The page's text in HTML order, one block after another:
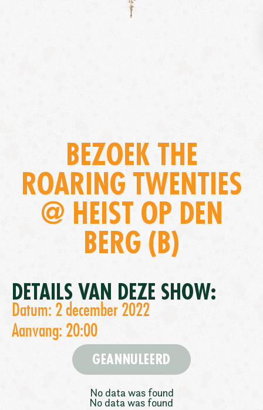
BEZOEK THE
ROARING TWENTIES
@ HEIST OP DEN
BERG (B)
DETAILS VAN DEZE SHOW:
Datum: 2 december 2022
Aanvang: 20:00
GEANNULEERD
No data was found
No data was found